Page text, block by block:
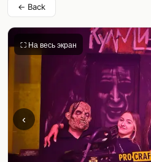
← Back
⛶ На весь экран
‹